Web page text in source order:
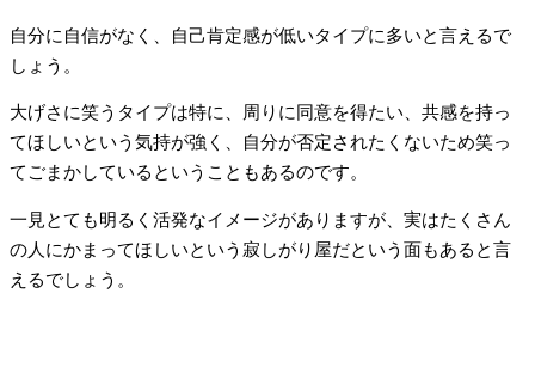
自分に自信がなく、自己肯定感が低いタイプに多いと言えるで
しょう。
大げさに笑うタイプは特に、周りに同意を得たい、共感を持っ
てほしいという気持が強く、自分が否定されたくないため笑っ
てごまかしているということもあるのです。
一見とても明るく活発なイメージがありますが、実はたくさん
の人にかまってほしいという寂しがり屋だという面もあると言
えるでしょう。